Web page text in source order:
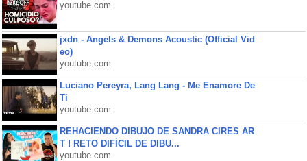
youtube.com
jxdn - Angels & Demons Acoustic (Official Vid
eo)
youtube.com
Luciano Pereyra, Lang Lang - Me Enamore De
Ti
youtube.com
REHACIENDO DIBUJO DE SANDRA CIRES AR
T ! RETO DIFÍCIL DE DIBU...
youtube.com